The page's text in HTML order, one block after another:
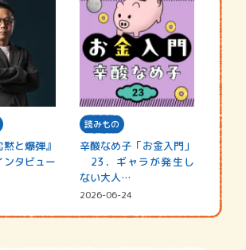
と爆弾』
タビュー
読みもの
辛酸なめ子「お金入門」
23．ギャラが発生し
ない大人…
2026-06-24